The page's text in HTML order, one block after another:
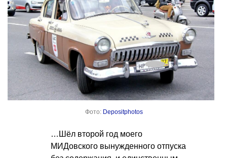
Фото: Depositphotos
…Шёл второй год моего
МИДовского вынужденного отпуска